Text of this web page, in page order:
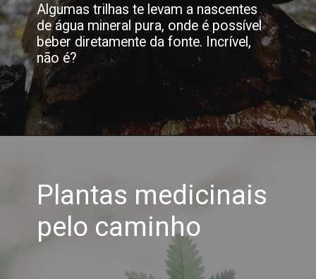
Algumas trilhas te levam a nascentes
de água mineral pura, onde é possível
beber diretamente da fonte. Incrível,
não é?
Plantas medicinais
pelo caminho